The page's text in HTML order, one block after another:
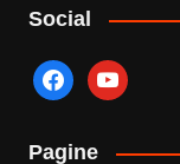
Social
facebookyoutube
Pagine